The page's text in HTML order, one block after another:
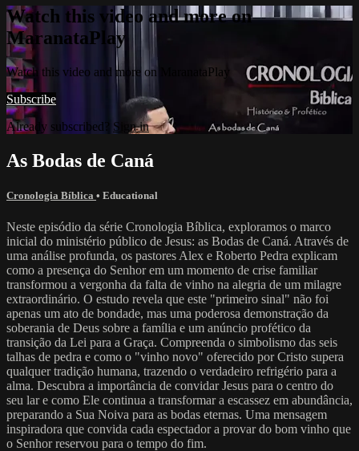
Watch this video and more on
MaranataPlay
Watch this video and more on MaranataPlay
Subscribe
Already subscribed? Sign in
As Bodas de Caná
Cronologia Bíblica • Educational
Neste episódio da série Cronologia Bíblica, exploramos o marco
inicial do ministério público de Jesus: as Bodas de Caná. Através de
uma análise profunda, os pastores Alex e Roberto Pedra explicam
como a presença do Senhor em um momento de crise familiar
transformou a vergonha da falta de vinho na alegria de um milagre
extraordinário. O estudo revela que este "primeiro sinal" não foi
apenas um ato de bondade, mas uma poderosa demonstração da
soberania de Deus sobre a família e um anúncio profético da
transição da Lei para a Graça. Compreenda o simbolismo das seis
talhas de pedra e como o "vinho novo" oferecido por Cristo supera
qualquer tradição humana, trazendo o verdadeiro refrigério para a
alma. Descubra a importância de convidar Jesus para o centro do
seu lar e como Ele continua a transformar a escassez em abundância,
preparando a Sua Noiva para as bodas eternas. Uma mensagem
inspiradora que convida cada espectador a provar do bom vinho que
o Senhor reservou para o tempo do fim.